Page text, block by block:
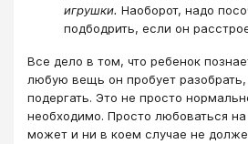
игрушки. Наоборот, надо
подбодрить, если он
Все дело в том, что ребенок
любую вещь он пробует разобрать,
подергать. Это не просто
необходимо. Просто любоваться
может и ни в коем случае не